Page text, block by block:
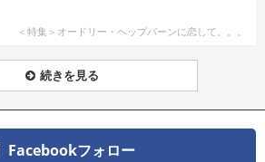
＜特集＞オードリー・ヘップバーンに恋して。。。
続きを見る
Facebookフォロー